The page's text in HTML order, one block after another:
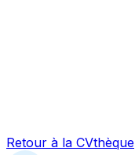
Retour à la CVthèque